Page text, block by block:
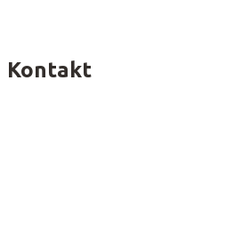
Kontakt